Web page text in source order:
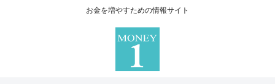
お金を増やすための情報サイト